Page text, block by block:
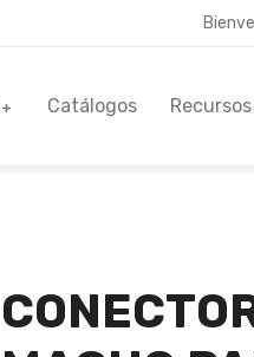
Catálogos Recursos